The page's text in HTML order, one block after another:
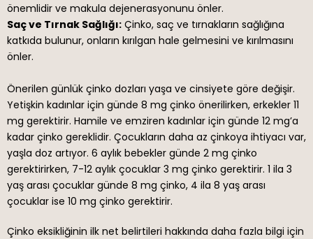
önemlidir ve makula dejenerasyonunu önler.
Saç ve Tırnak Sağlığı: Çinko, saç ve tırnakların sağlığına
katkıda bulunur, onların kırılgan hale gelmesini ve kırılmasını
önler.
Önerilen günlük çinko dozları yaşa ve cinsiyete göre değişir.
Yetişkin kadınlar için günde 8 mg çinko önerilirken, erkekler 11
mg gerektirir. Hamile ve emziren kadınlar için günde 12 mg’a
kadar çinko gereklidir. Çocukların daha az çinkoya ihtiyacı var,
yaşla doz artıyor. 6 aylık bebekler günde 2 mg çinko
gerektirirken, 7-12 aylık çocuklar 3 mg çinko gerektirir. 1 ila 3
yaş arası çocuklar günde 8 mg çinko, 4 ila 8 yaş arası
çocuklar ise 10 mg çinko gerektirir.
Çinko eksikliğinin ilk net belirtileri hakkında daha fazla bilgi için